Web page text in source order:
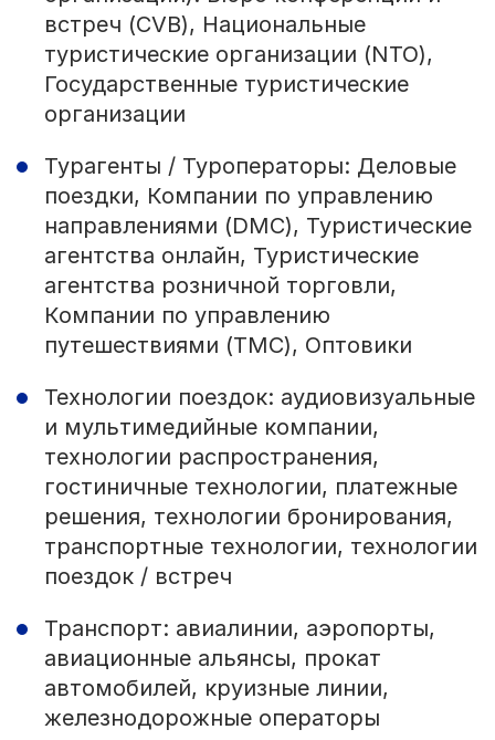
встреч (CVB), Национальные
туристические организации (NTO),
Государственные туристические
организации
Турагенты / Туроператоры: Деловые
поездки, Компании по управлению
направлениями (DMC), Туристические
агентства онлайн, Туристические
агентства розничной торговли,
Компании по управлению
путешествиями (TMC), Оптовики
Технологии поездок: аудиовизуальные
и мультимедийные компании,
технологии распространения,
гостиничные технологии, платежные
решения, технологии бронирования,
транспортные технологии, технологии
поездок / встреч
Транспорт: авиалинии, аэропорты,
авиационные альянсы, прокат
автомобилей, круизные линии,
железнодорожные операторы